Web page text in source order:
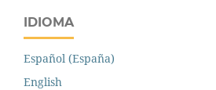
IDIOMA
Español (España)
English